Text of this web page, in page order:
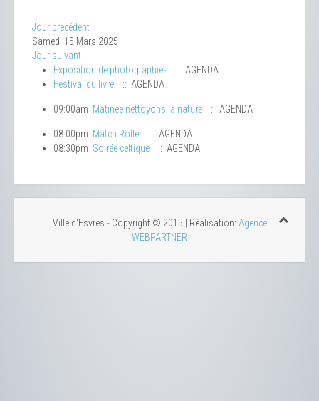
Jour précédent
Samedi 15 Mars 2025
Jour suivant
Exposition de photographies
:: AGENDA
Festival du livre
:: AGENDA
09:00am Matinée nettoyons la nature :: AGENDA
08:00pm Match Roller
:: AGENDA
08:30pm Soirée celtique :: AGENDA
Ville d'Esvres - Copyright © 2015 | Réalisation: Agence
WEBPARTNER